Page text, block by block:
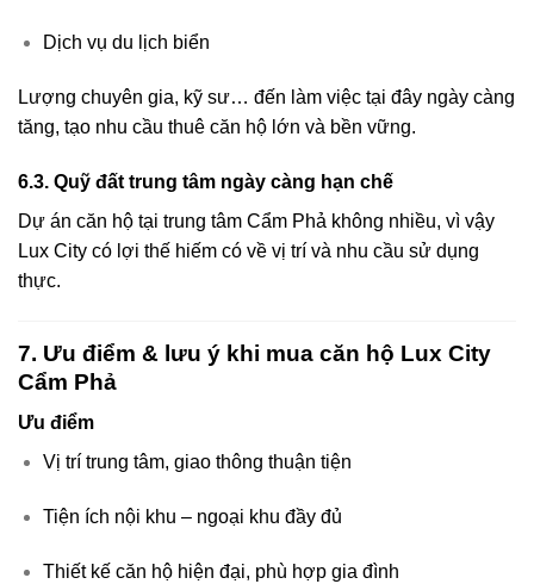
Dịch vụ du lịch biển
Lượng chuyên gia, kỹ sư… đến làm việc tại đây ngày càng
tăng, tạo nhu cầu thuê căn hộ lớn và bền vững.
6.3. Quỹ đất trung tâm ngày càng hạn chế
Dự án căn hộ tại trung tâm Cẩm Phả không nhiều, vì vậy
Lux City có lợi thế hiếm có về vị trí và nhu cầu sử dụng
thực.
7. Ưu điểm & lưu ý khi mua căn hộ Lux City
Cẩm Phả
Ưu điểm
Vị trí trung tâm, giao thông thuận tiện
Tiện ích nội khu – ngoại khu đầy đủ
Thiết kế căn hộ hiện đại, phù hợp gia đình